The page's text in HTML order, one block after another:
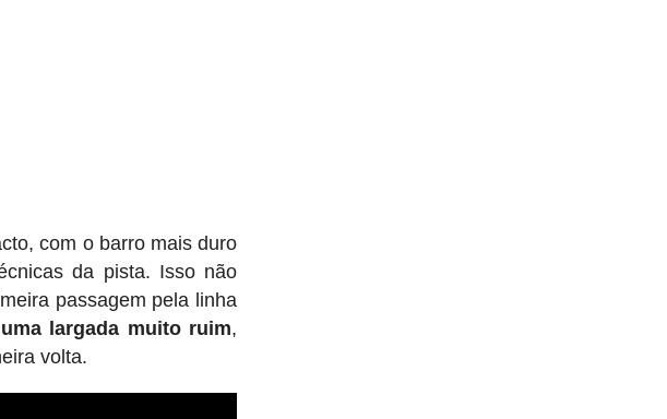
com o barro mais duro
da pista. Isso não
passagem pela linha
largada muito ruim,
volta.